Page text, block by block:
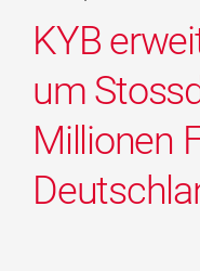
KYB
um
Millionen